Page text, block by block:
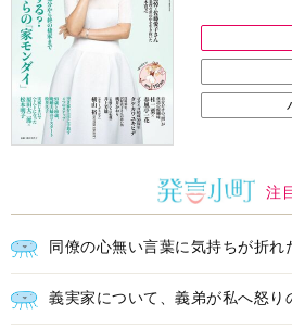
注
同僚の心無い言葉に気持ちが折れ
義実家について、義弟が私へ怒り